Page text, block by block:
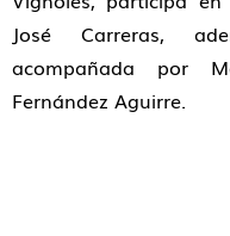
José Carreras,
acompañada por
Fernández Aguirre.